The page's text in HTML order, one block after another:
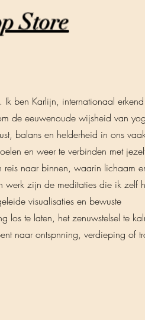
Store
ben Karlijn, internationaal
de eeuwenoude wijsheid van
balans en helderheid in ons
en weer te verbinden met
naar binnen, waarin lichaam
werk zijn de meditaties die ik zelf
visualisaties en bewuste
te laten, het zenuwstelsel te
naar ontspnning, verdieping of